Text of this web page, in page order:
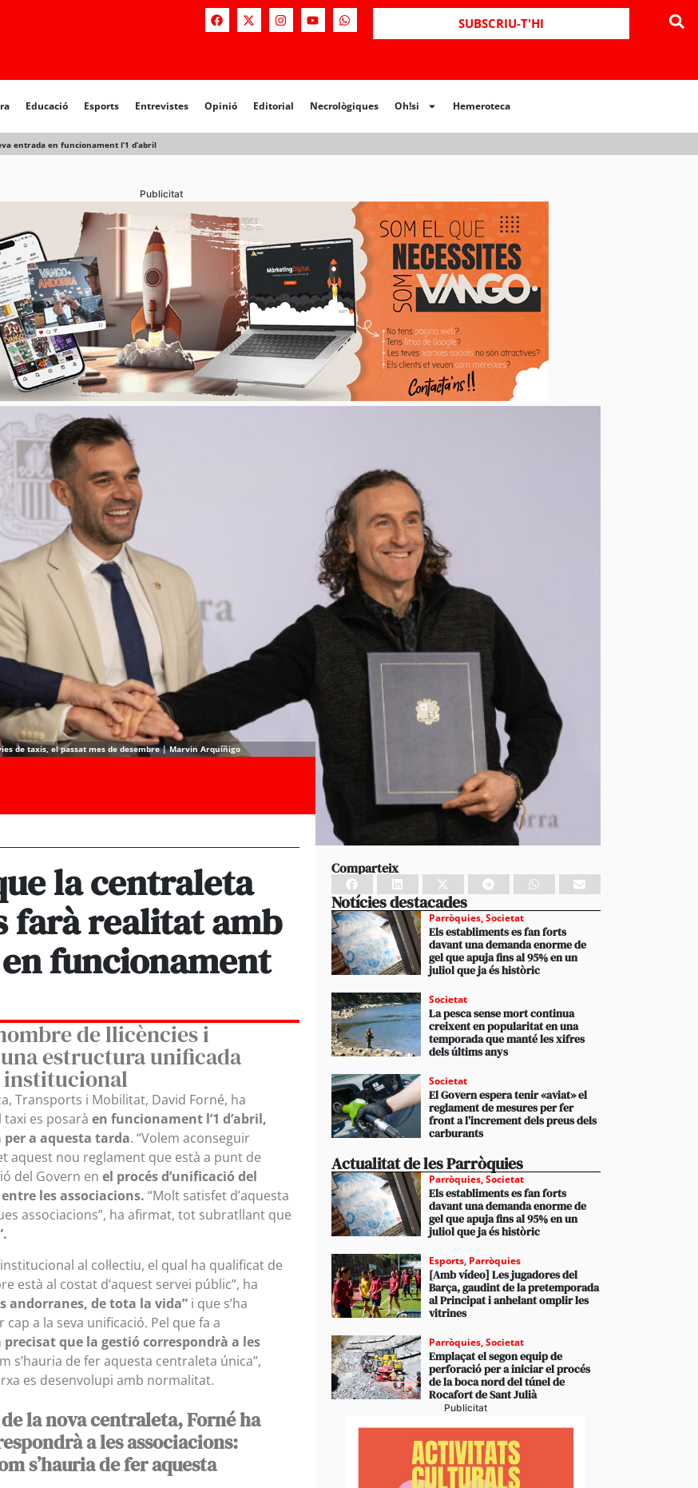
SUBSCRIU-T'HI
Educació Esports Entrevistes Opinió Editorial Necrològiques Oh!si Hemeroteca
entrada en funcionament l’1 d’abril
Opinió Editorial Necrològiques Hemeroteca
Publicitat
de taxis, el passat mes de desembre | Marvin Arquíñigo
la centraleta
farà realitat amb
funcionament
de llicències i
estructura unificada
institucional
Transports i Mobilitat, David Forné, ha
es posarà en funcionament l’1 d’abril,
per a aquesta tarda. “Volem aconseguir
aquest nou reglament que està a punt de
del Govern en el procés d’unificació del
les associacions. “Molt satisfet d’aquesta
associacions”, ha afirmat, tot subratllant que
al col·lectiu, el qual ha qualificat de
està al costat d’aquest servei públic”, ha
andorranes, de tota la vida” i que s’ha
a la seva unificació. Pel que fa a
que la gestió correspondrà a les
s’hauria de fer aquesta centraleta única”,
es desenvolupi amb normalitat.
la nova centraleta, Forné ha
a les associacions:
s’hauria de fer aquesta
Comparteix
Notícies destacades
Parròquies,Societat
Els establiments es fan forts
davant una demanda enorme de
gel que apuja fins al 95% en un
juliol que ja és històric
Societat
La pesca sense mort continua
creixent en popularitat en una
temporada que manté les xifres
dels últims anys
Societat
El Govern espera tenir «aviat» el
reglament de mesures per fer
front a l’increment dels preus dels
carburants
Actualitat de les Parròquies
Parròquies,Societat
Els establiments es fan forts
davant una demanda enorme de
gel que apuja fins al 95% en un
juliol que ja és històric
Esports, Parròquies
[Amb vídeo] Les jugadores del
Barça, gaudint de la pretemporada
al Principat i anhelant omplir les
vitrines
Parròquies,Societat
Emplaçat el segon equip de
perforació per a iniciar el procés
de la boca nord del túnel de
Rocafort de Sant Julià
Publicitat